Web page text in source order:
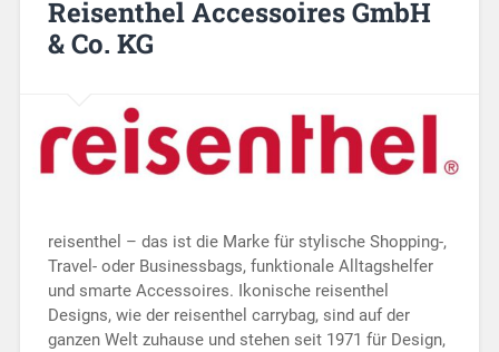
Reisenthel Accessoires GmbH
& Co. KG
reisenthel – das ist die Marke für stylische Shopping-,
Travel- oder Businessbags, funktionale Alltagshelfer
und smarte Accessoires. Ikonische reisenthel
Designs, wie der reisenthel carrybag, sind auf der
ganzen Welt zuhause und stehen seit 1971 für Design,